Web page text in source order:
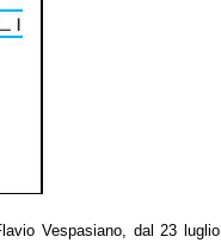
Vespasiano, dal 23 luglio